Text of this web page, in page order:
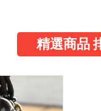
精選商品